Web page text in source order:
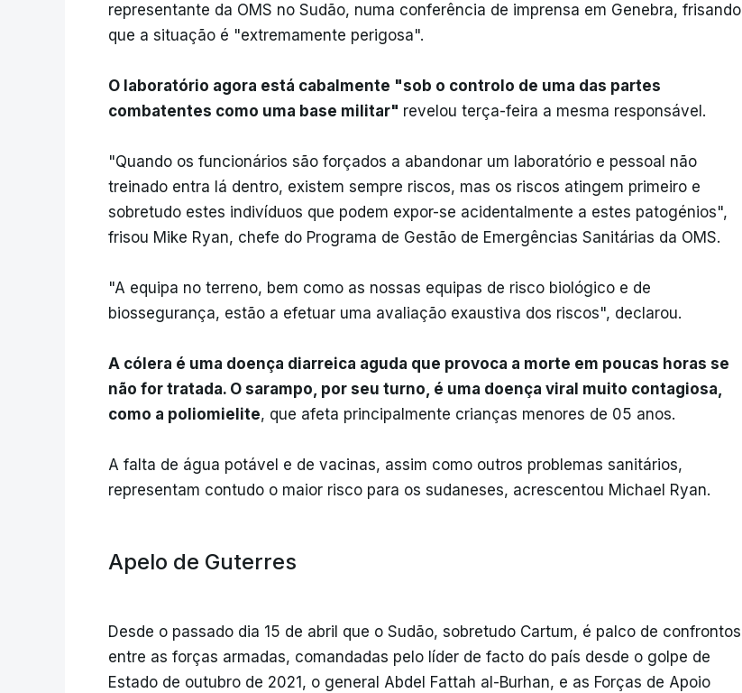
representante da OMS no Sudão, numa conferência de imprensa em Genebra, frisando
que a situação é "extremamente perigosa".
O laboratório agora está cabalmente "sob o controlo de uma das partes
combatentes como uma base militar" revelou terça-feira a mesma responsável.
"Quando os funcionários são forçados a abandonar um laboratório e pessoal não
treinado entra lá dentro, existem sempre riscos, mas os riscos atingem primeiro e
sobretudo estes indivíduos que podem expor-se acidentalmente a estes patogénios",
frisou Mike Ryan, chefe do Programa de Gestão de Emergências Sanitárias da OMS.
"A equipa no terreno, bem como as nossas equipas de risco biológico e de
biossegurança, estão a efetuar uma avaliação exaustiva dos riscos", declarou.
A cólera é uma doença diarreica aguda que provoca a morte em poucas horas se
não for tratada. O sarampo, por seu turno, é uma doença viral muito contagiosa,
como a poliomielite, que afeta principalmente crianças menores de 05 anos.
A falta de água potável e de vacinas, assim como outros problemas sanitários,
representam contudo o maior risco para os sudaneses, acrescentou Michael Ryan.
Apelo de Guterres
Desde o passado dia 15 de abril que o Sudão, sobretudo Cartum, é palco de confrontos
entre as forças armadas, comandadas pelo líder de facto do país desde o golpe de
Estado de outubro de 2021, o general Abdel Fattah al-Burhan, e as Forças de Apoio